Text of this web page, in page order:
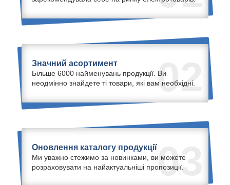
02
Значний асортимент
Більше 6000 найменувань продукції. Ви
неодмінно знайдете ті товари, які вам необхідні.
03
Оновлення каталогу продукції
Ми уважно стежимо за новинками, ви можете
розраховувати на найактуальніші пропозиції.